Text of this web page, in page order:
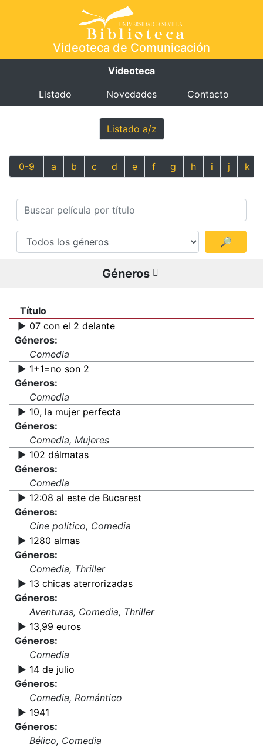
Videoteca de Comunicación
Videoteca
Listado
Novedades Contacto
Listado a/z
0-9 a b c d e f g h i j k
🔎
Géneros
Título
▶️ 07 con el 2 delante
Géneros:
Comedia
▶️ 1+1=no son 2
Géneros:
Comedia
▶️ 10, la mujer perfecta
Géneros:
Comedia, Mujeres
▶️ 102 dálmatas
Géneros:
Comedia
▶️ 12:08 al este de Bucarest
Géneros:
Cine político, Comedia
▶️ 1280 almas
Géneros:
Comedia, Thriller
▶️ 13 chicas aterrorizadas
Géneros:
Aventuras, Comedia, Thriller
▶️ 13,99 euros
Géneros:
Comedia
▶️ 14 de julio
Géneros:
Comedia, Romántico
▶️ 1941
Géneros:
Bélico, Comedia